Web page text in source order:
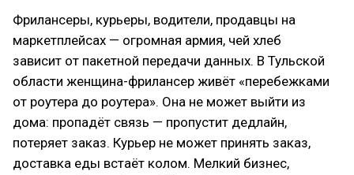
Фрилансеры, курьеры, водители, продавцы на
маркетплейсах — огромная армия, чей хлеб
зависит от пакетной передачи данных. В Тульской
области женщина-фрилансер живёт «перебежками
от роутера до роутера». Она не может выйти из
дома: пропадёт связь — пропустит дедлайн,
потеряет заказ. Курьер не может принять заказ,
доставка еды встаёт колом. Мелкий бизнес,